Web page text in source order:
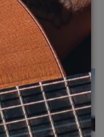
precisar, então
aqui